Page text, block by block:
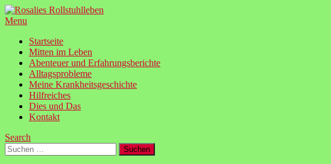
Skip
To
Menu
Startseite
Mitten im Leben
Abenteuer und Erfahrungsberichte
Alltagsprobleme
Meine Krankheitsgeschichte
Hilfreiches
Dies und Das
Kontakt
Search
Suchen
nach: